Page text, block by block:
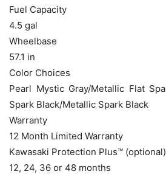
Fuel Capacity
4.5 gal
Wheelbase
57.1 in
Color Choices
Pearl Mystic Gray/Metallic Flat
Spark Black/Metallic Spark Black
Warranty
12 Month Limited Warranty
Kawasaki Protection Plus™ (optional)
12, 24, 36 or 48 months